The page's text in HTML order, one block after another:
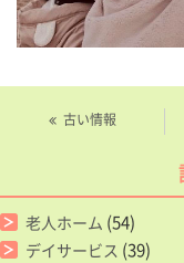
古い情報
老人ホーム (54)
デイサービス (39)